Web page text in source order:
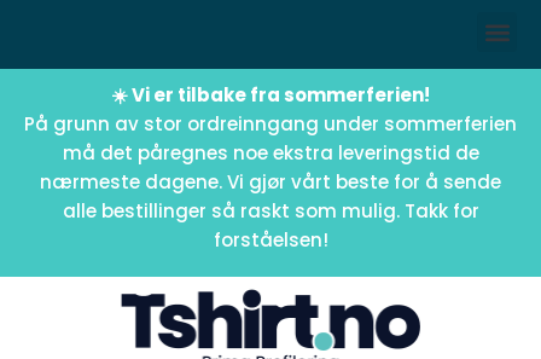
☀️ Vi er tilbake fra sommerferien!
På grunn av stor ordreinngang under sommerferien
må det påregnes noe ekstra leveringstid de
nærmeste dagene. Vi gjør vårt beste for å sende
alle bestillinger så raskt som mulig. Takk for
forståelsen!